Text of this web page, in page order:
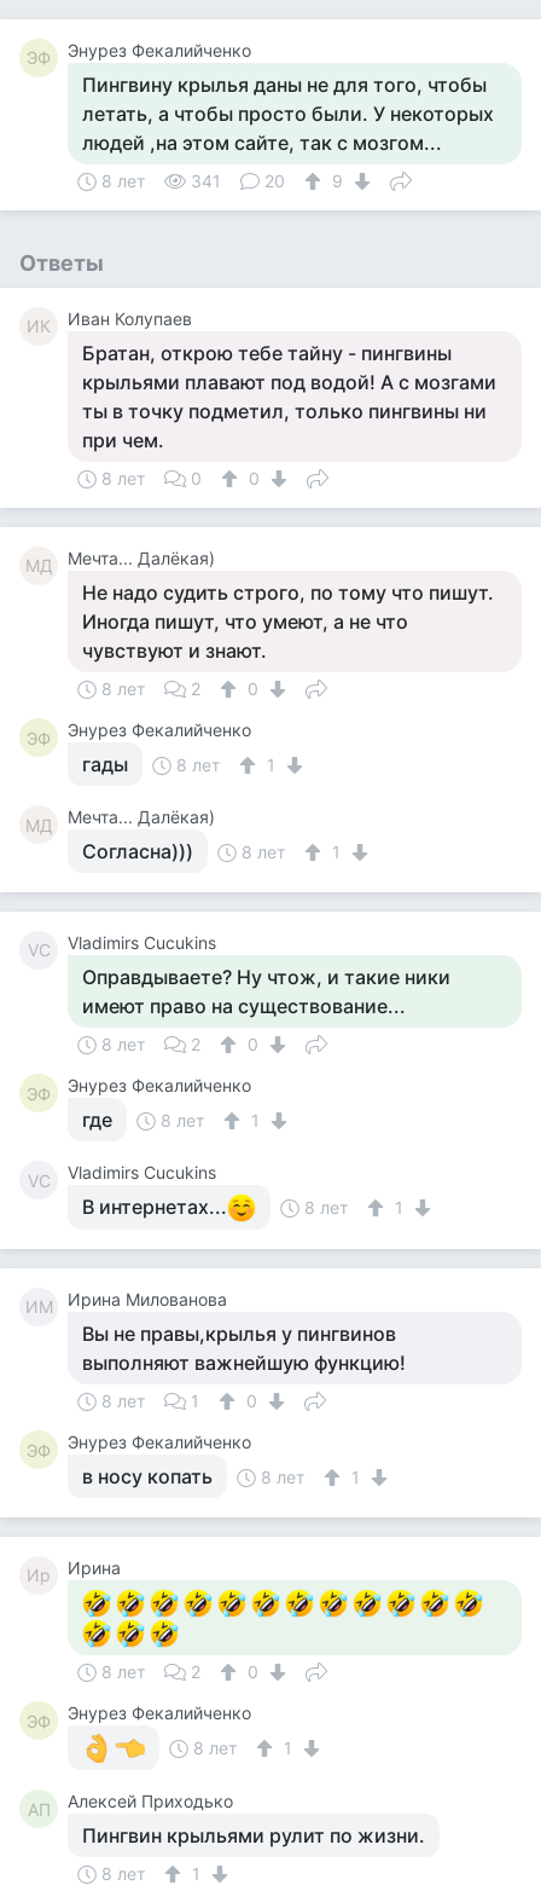
ЭФ Энурез Фекалийченко
Пингвину крылья даны не для того, чтобы
летать, а чтобы просто были. У некоторых
людей ,на этом сайте, так с мозгом...
8 лет 341 20 9
Ответы
ИК Иван Колупаев
Братан, открою тебе тайну - пингвины
крыльями плавают под водой! А с мозгами
ты в точку подметил, только пингвины ни
при чем.
8 лет 0 0
МД Мечта... Далёкая)
Не надо судить строго, по тому что пишут.
Иногда пишут, что умеют, а не что
чувствуют и знают.
8 лет 2 0
ЭФ Энурез Фекалийченко
гады 8 лет 1
МД Мечта... Далёкая)
Согласна))) 8 лет 1
VC Vladimirs Cucukins
Оправдываете? Ну чтож, и такие ники
имеют право на существование...
8 лет 2 0
ЭФ Энурез Фекалийченко
где 8 лет 1
VC Vladimirs Cucukins
В интернетах... 8 лет 1
ИМ Ирина Милованова
Вы не правы,крылья у пингвинов
выполняют важнейшую функцию!
8 лет 1 0
ЭФ Энурез Фекалийченко
в носу копать 8 лет 1
Ир Ирина
8 лет 2 0
ЭФ
Энурез Фекалийченко
8 лет
1
АП Алексей Приходько
Пингвин крыльями рулит по жизни.
8 лет 1